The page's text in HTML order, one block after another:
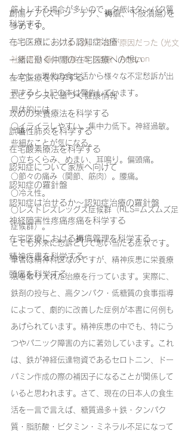
創傷ケア(スキン テア、褥瘡、下肢潰瘍)を
科学する
在宅医療における認知症治療
一緒に働く仲間の在宅医療への想い
在宅医療を科学する
エビデンスに基づく健康情報
攻めの栄養療法を科学する
誤嚥性肺炎を科学する
在宅酸素療法を科学する
認知症について家族へ向けて
認知症の羅針盤
認知症は治せるか～認知症治療の羅針盤
神経障害性疼痛疼痛を科学する
在宅医療における褥瘡管理を科学する
精神疾患を科学する
頭痛を科学する
筋トレする場合が多いので、夕飯はタンパク質
多めです。
うつ・パニックは「鉄」不足が原因だった (光文
社新書) | 藤川 徳美 |本 | 通販 | Amazon
しかし、現代の食生活から様々な不定愁訴が出
現すると上記の本は警告しています。
具体的には
○イライラしやすい。集中力低下。神経過敏。
些細なことが気になる。
○立ちくらみ、めまい、耳鳴り。偏頭痛。
○節々の痛み（関節、筋肉）。腰痛。
○冷え性。
○レストレスレッグス症候群（RLS=ムズムズ足
症候群）。
とても外来に愁訴として思い当たる症状です。
筆者は精神科医なのですが、精神疾患に栄養療
法を取り入れた治療を行っています。実際に、
鉄剤の投与と、高タンパク・低糖質の食事指導
によって、劇的に改善した症例が本書に何例も
あげられています。精神疾患の中でも、特にう
つやパニック障害の方に著効しています。これ
は、鉄が神経伝達物資であるセロトニン、ドー
パミン作成の際の補因子になることが関係して
いると思われます。さて、現在の日本人の食生
活を一言で言えば、糖質過多＋鉄・タンパク
質・脂肪酸・ビタミン・ミネラル不足になって